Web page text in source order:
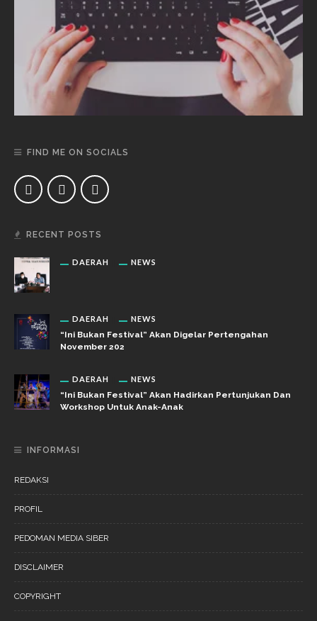
FIND ME ON SOCIALS
RECENT POSTS
DAERAH NEWS
DAERAH NEWS
“Ini Bukan Festival” Akan Digelar Pertengahan
November 202
DAERAH NEWS
“Ini Bukan Festival” Akan Hadirkan Pertunjukan Dan
Workshop Untuk Anak-Anak
INFORMASI
REDAKSI
PROFIL
PEDOMAN MEDIA SIBER
DISCLAIMER
COPYRIGHT